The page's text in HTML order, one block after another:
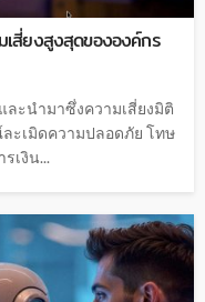
เสี่ยงสูงสุดขององค์กร
ละนำมาซึ่งความเสี่ยงมิติ
ะเมิดความปลอดภัย โทษ
เงิน...